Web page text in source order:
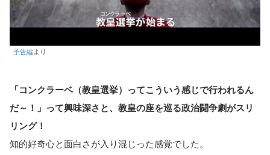
予告編より
「コンクラーベ（教皇選挙）ってこういう感じで行われるん
だ～！」って興味深さと、教皇の座を巡る政治闘争劇がスリ
リング！
知的好奇心と面白さが入り混じった感覚でした。